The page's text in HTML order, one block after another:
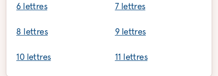
6 lettres 7 lettres
8 lettres 9 lettres
10 lettres 11 lettres